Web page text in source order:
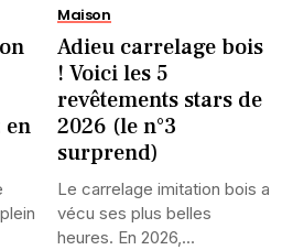
en
Maison
Adieu carrelage bois
! Voici les 5
revêtements stars de
2026 (le n°3
surprend)
Le carrelage imitation bois a
vécu ses plus belles
heures. En 2026,...